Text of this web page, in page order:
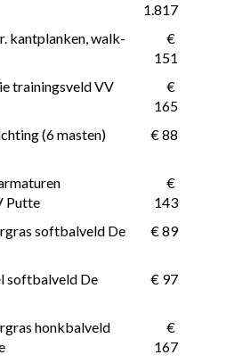
1.817
kantplanken, walk-
151
trainingsveld VV
165
(6 masten)
€ 88
Putte
143
softbalveld De
€ 89
softbalveld De
€ 97
honkbalveld
167